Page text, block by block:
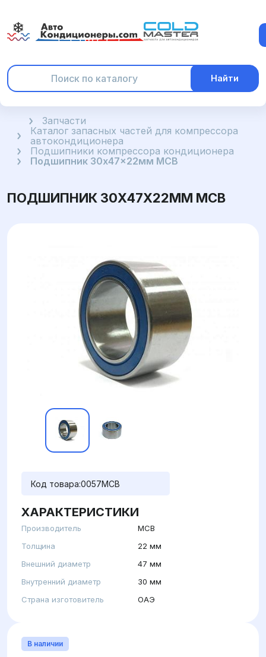
Найти
ГлавнаяЗапчасти
Каталог запасных частей для компрессора
автокондиционера
Подшипники компрессора кондиционера
Подшипник 30x47x22мм MCB
ПОДШИПНИК 30X47X22ММ MCB
Код товара:0057MCB
ХАРАКТЕРИСТИКИ
Производитель
MCB
Толщина
22 мм
Внешний диаметр
47 мм
Внутренний диаметр
30 мм
Страна изготовитель
ОАЭ
В наличии